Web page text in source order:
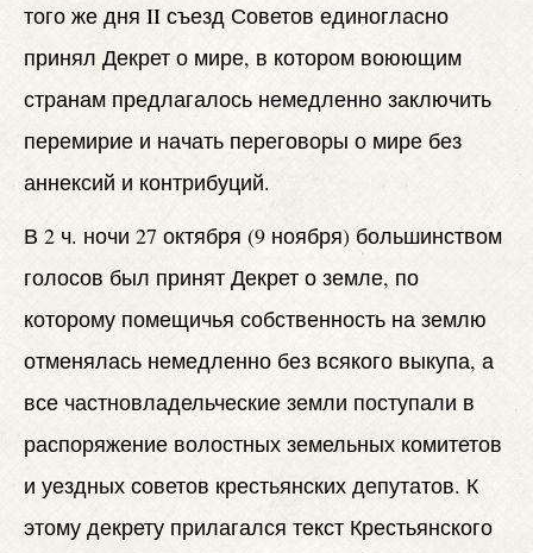
того же дня II съезд Советов единогласно
принял Декрет о мире, в котором воюющим
странам предлагалось немедленно заключить
перемирие и начать переговоры о мире без
аннексий и контрибуций.
В 2 ч. ночи 27 октября (9 ноября) большинством
голосов был принят Декрет о земле, по
которому помещичья собственность на землю
отменялась немедленно без всякого выкупа, а
все частновладельческие земли поступали в
распоряжение волостных земельных комитетов
и уездных советов крестьянских депутатов. К
этому декрету прилагался текст Крестьянского